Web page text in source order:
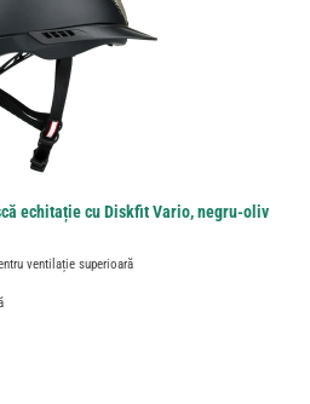
echitație cu Diskfit Vario, negru-oliv
ventilație superioară